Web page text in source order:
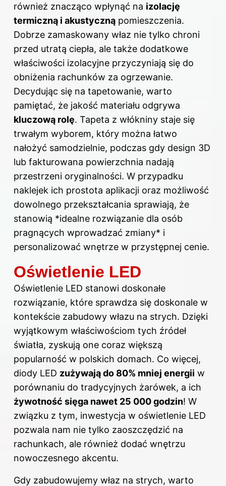
również znacząco wpłynąć na izolację
termiczną i akustyczną pomieszczenia.
Dobrze zamaskowany właz nie tylko chroni
przed utratą ciepła, ale także dodatkowe
właściwości izolacyjne przyczyniają się do
obniżenia rachunków za ogrzewanie.
Decydując się na tapetowanie, warto
pamiętać, że jakość materiału odgrywa
kluczową rolę. Tapeta z włókniny staje się
trwałym wyborem, który można łatwo
nałożyć samodzielnie, podczas gdy design 3D
lub fakturowana powierzchnia nadają
przestrzeni oryginalności. W przypadku
naklejek ich prostota aplikacji oraz możliwość
dowolnego przekształcania sprawiają, że
stanowią *idealne rozwiązanie dla osób
pragnących wprowadzać zmiany* i
personalizować wnętrze w przystępnej cenie.
Oświetlenie LED
Oświetlenie LED stanowi doskonałe
rozwiązanie, które sprawdza się doskonale w
kontekście zabudowy włazu na strych. Dzięki
wyjątkowym właściwościom tych źródeł
światła, zyskują one coraz większą
popularność w polskich domach. Co więcej,
diody LED zużywają do 80% mniej energii w
porównaniu do tradycyjnych żarówek, a ich
żywotność sięga nawet 25 000 godzin! W
związku z tym, inwestycja w oświetlenie LED
pozwala nam nie tylko zaoszczędzić na
rachunkach, ale również dodać wnętrzu
nowoczesnego akcentu.
Gdy zabudowujemy właz na strych, warto